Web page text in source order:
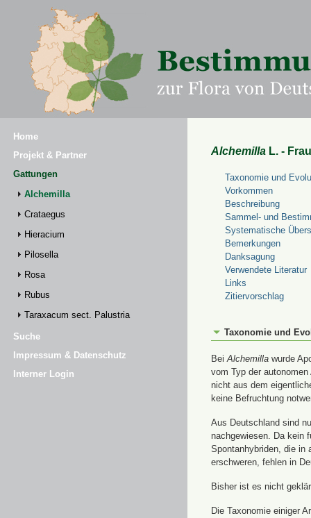
Home
Projekt & Partner
Gattungen
Alchemilla
Crataegus
Hieracium
Pilosella
Rosa
Rubus
Taraxacum sect. Palustria
Suche
Impressum & Datenschutz
Interner Login
Alchemilla L. -
Taxonomie und
Vorkommen
Beschreibung
Sammel- und
Systematische
Bemerkungen
Danksagung
Verwendete Literatur
Links
Zitiervorschlag
Taxonomie und
BeiAlchemilla wurde
vom Typ der
nicht aus dem
keine Befruchtung
Aus Deutschland sind
nachgewiesen. Da kein
Spontanhybriden, die in
erschweren, fehlen in
Bisher ist es nicht
Die Taxonomie einiger